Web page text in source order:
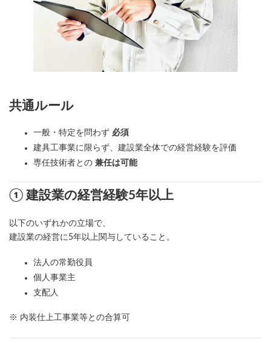
共通ルール
一般・特定を問わず 必須
建具工事業に限らず、建設業全体での経営経験を評価
専任技術者との 兼任は可能
① 建設業の経営経験5年以上
以下のいずれかの立場で、
建設業の経営に5年以上関与していること。
法人の常勤役員
個人事業主
支配人
※ 内装仕上工事業等との合算可